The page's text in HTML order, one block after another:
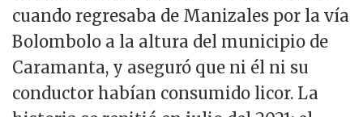
cuando regresaba de Manizales por la vía
Bolombolo a la altura del municipio de
Caramanta, y aseguró que ni él ni su
conductor habían consumido licor. La